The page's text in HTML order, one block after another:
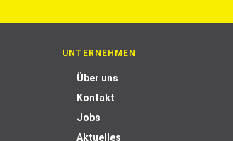
UNTERNEHMEN
Über uns
Kontakt
Jobs
Aktuelles